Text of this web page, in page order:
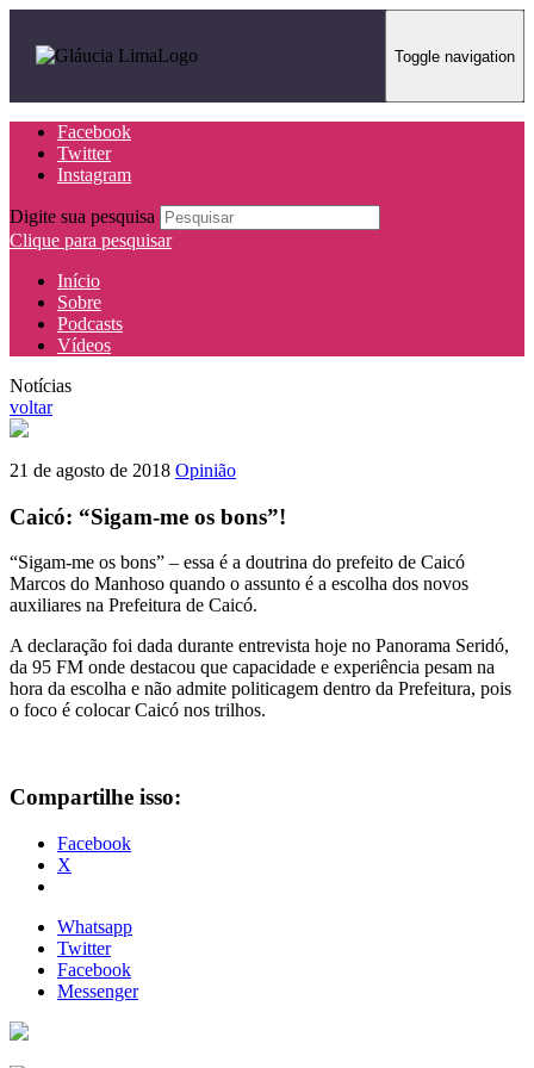
Toggle navigation
Facebook
Twitter
Instagram
Digite sua pesquisa
Clique para pesquisar
Início
Sobre
Podcasts
Vídeos
Notícias
voltar
21 de agosto de 2018 Opinião
Caicó: “Sigam-me os bons”!
“Sigam-me os bons” – essa é a doutrina do prefeito de Caicó
Marcos do Manhoso quando o assunto é a escolha dos novos
auxiliares na Prefeitura de Caicó.
A declaração foi dada durante entrevista hoje no Panorama Seridó,
da 95 FM onde destacou que capacidade e experiência pesam na
hora da escolha e não admite politicagem dentro da Prefeitura, pois
o foco é colocar Caicó nos trilhos.
Compartilhe isso:
Facebook
X
Whatsapp
Twitter
Facebook
Messenger